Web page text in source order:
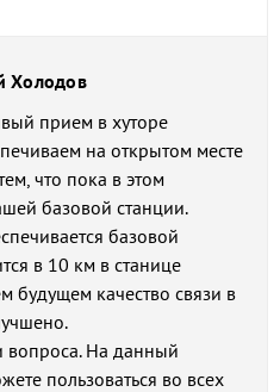
Холодов
прием в хуторе
на открытом месте
что пока в этом
базовой станции.
базовой
в 10 км в станице
будущем качество связи в
вопроса. На данный
пользоваться во всех